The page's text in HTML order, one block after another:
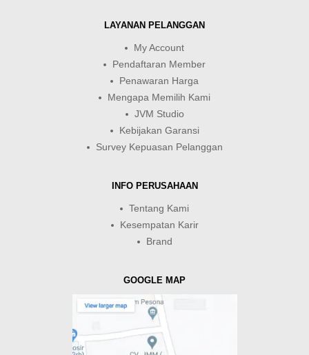
LAYANAN PELANGGAN
My Account
Pendaftaran Member
Penawaran Harga
Mengapa Memilih Kami
JVM Studio
Kebijakan Garansi
Survey Kepuasan Pelanggan
INFO PERUSAHAAN
Tentang Kami
Kesempatan Karir
Brand
GOOGLE MAP